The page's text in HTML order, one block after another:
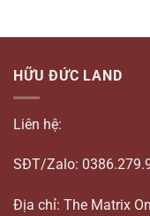
HỮU ĐỨC LAND
Liên hệ:
SĐT/Zalo:
Địa chỉ: The Matrix